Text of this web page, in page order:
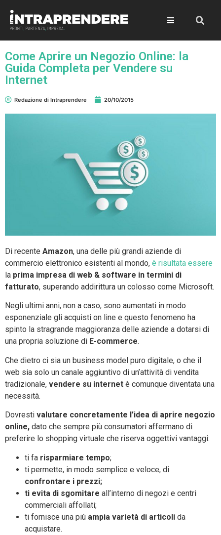
Come Aprire un Negozio Online: la
Guida Completa per Vendere su
Internet
Redazione di Intraprendere 20/10/2015
Di recente Amazon, una delle più grandi aziende di
commercio elettronico esistenti al mondo, è risultata essere
la prima impresa di web & software in termini di
fatturato, superando addirittura un colosso come Microsoft.
Negli ultimi anni, non a caso, sono aumentati in modo
esponenziale gli acquisti on line e questo fenomeno ha
spinto la stragrande maggioranza delle aziende a dotarsi di
una propria soluzione di E-commerce.
Che dietro ci sia un business model puro digitale, o che il
web sia solo un canale aggiuntivo di un’attività di vendita
tradizionale, vendere su internet è comunque diventata una
necessità.
Dovresti valutare concretamente l’idea di aprire negozio
online, dato che sempre più consumatori affermano di
preferire lo shopping virtuale che riserva oggettivi vantaggi:
ti fa risparmiare tempo;
ti permette, in modo semplice e veloce, di
confrontare i prezzi;
ti evita di sgomitare all’interno di negozi e centri
commerciali affollati;
ti fornisce una più ampia varietà di articoli da
acquistare.